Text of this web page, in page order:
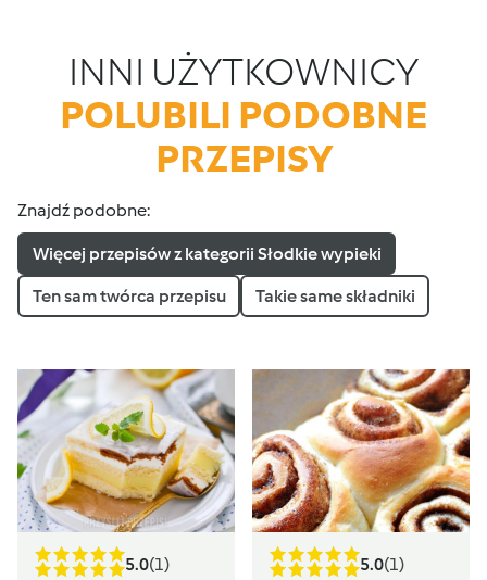
INNI UŻYTKOWNICY
POLUBILI PODOBNE
PRZEPISY
Znajdź podobne:
Więcej przepisów z kategorii Słodkie wypieki
Ten sam twórca przepisu Takie same składniki
5.0(1) 5.0(1)